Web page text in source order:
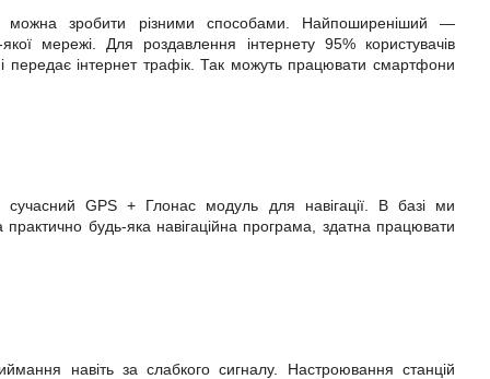
можна зробити різними способами. Найпоширеніший —
мережі. Для роздавлення інтернету 95% користувачів
інтернет трафік. Так можуть працювати смартфони
сучасний GPS + Глонас модуль для навігації. В базі ми
будь-яка навігаційна програма, здатна працювати
навіть за слабкого сигналу. Настроювання станцій